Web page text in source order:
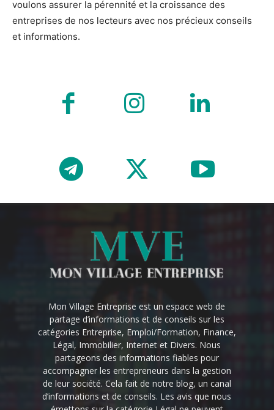
voulons assurer la pérennité et la croissance des
entreprises de nos lecteurs avec nos précieux conseils
et informations.
Mon Village Entreprise est un espace web de
partage d’informations et de conseils sur les
catégories Entreprise, Emploi/Formation, Finance,
Légal, Immobilier, Internet et Divers. Nous
partageons des informations fiables pour
accompagner les entrepreneurs dans la gestion
de leur société. Cela fait de notre blog, un canal
d’informations et de conseils. Les avis que nous